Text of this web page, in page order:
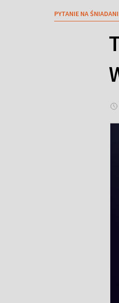
PYTANIE NA